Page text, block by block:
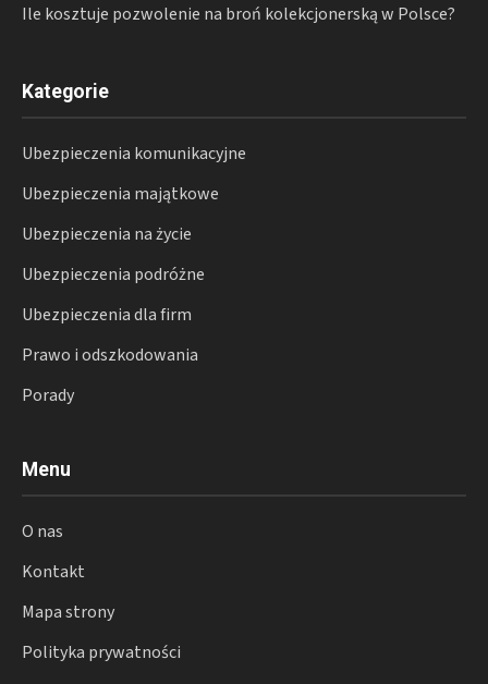
Ile kosztuje pozwolenie na broń kolekcjonerską w Polsce?
Kategorie
Ubezpieczenia komunikacyjne
Ubezpieczenia majątkowe
Ubezpieczenia na życie
Ubezpieczenia podróżne
Ubezpieczenia dla firm
Prawo i odszkodowania
Porady
Menu
O nas
Kontakt
Mapa strony
Polityka prywatności